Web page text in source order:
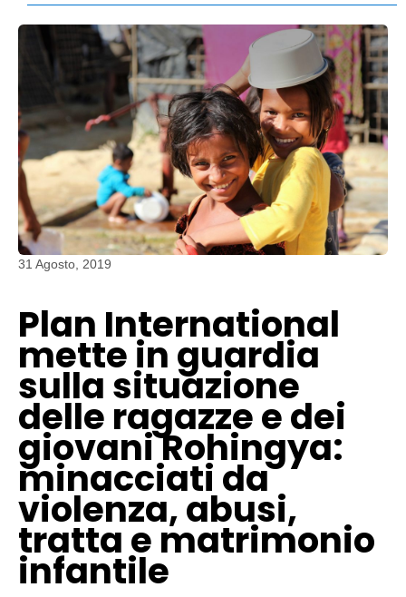
31 Agosto, 2019
Plan International
mette in guardia
sulla situazione
delle ragazze e dei
giovani Rohingya:
minacciati da
violenza, abusi,
tratta e matrimonio
infantile